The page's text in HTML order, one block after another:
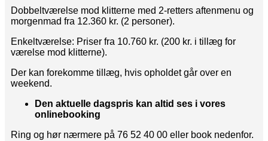
Dobbeltværelse mod klitterne med 2-retters aftenmenu og
morgenmad fra 12.360 kr. (2 personer).
Enkeltværelse: Priser fra 10.760 kr. (200 kr. i tillæg for
værelse mod klitterne).
Der kan forekomme tillæg, hvis opholdet går over en
weekend.
Den aktuelle dagspris kan altid ses i vores
onlinebooking
Ring og hør nærmere på 76 52 40 00 eller book nedenfor.